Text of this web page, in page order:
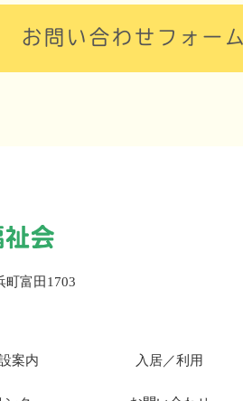
お問い合わせフォーム
富田1703
案内 入居／利用